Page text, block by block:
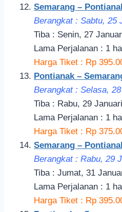
Semarang –
Berangkat : Sabtu, 25
Tiba : Senin, 27
Lama Perjalanan : 1
Harga Tiket : Rp
Pontianak –
Berangkat : Selasa,
Tiba : Rabu, 29
Lama Perjalanan : 1
Harga Tiket : Rp
Semarang –
Berangkat : Rabu, 29
Tiba : Jumat, 31
Lama Perjalanan : 1
Harga Tiket : Rp